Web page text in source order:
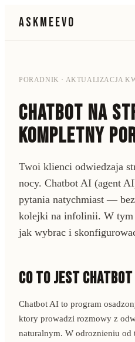
ASKMEEVO
PORADNIK · AKTUALIZACJA
CHATBOT NA
KOMPLETNY
Twoi klienci odwiedzaja
nocy. Chatbot AI (agent
pytania natychmiast —
kolejki na infolinii. W tym
jak wybrac i
CO TO JEST
Chatbot AI to program
ktory prowadzi rozmowy z
naturalnym. W odroznieniu